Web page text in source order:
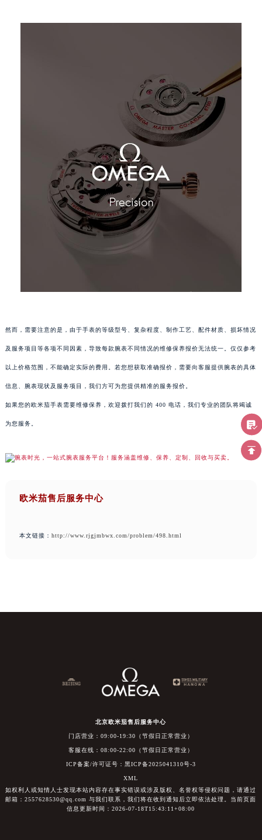
然而，需要注意的是，由于手表的等级型号、复杂程度、制作工艺、配件材质、损坏情况
及服务项目等各项不同因素，导致每款腕表不同情况的维修保养报价无法统一。仅仅参考
以上价格范围，不能确定实际的费用。若您想获取准确报价，需要向客服提供腕表的具体
信息、腕表现状及服务项目，我们方可为您提供精准的服务报价。
如果您的欧米茄手表需要维修保养，欢迎拨打我们的 400 电话，我们专业的团队将竭诚
为您服务。
欧米茄售后服务中心
本文链接： http://www.rjgjmbwx.com/problem/498.html
北京欧米茄售后服务中心
门店营业：09:00-19:30（节假日正常营业）
客服在线：08:00-22:00（节假日正常营业）
ICP备案/许可证号：黑ICP备2025041310号-3
XML
如权利人或知情人士发现本站内容存在事实错误或涉及版权、名誉权等侵权问题，请通过
邮箱：2557628530@qq.com 与我们联系，我们将在收到通知后立即依法处理。当前页面
信息更新时间：2026-07-18T15:43:11+08:00